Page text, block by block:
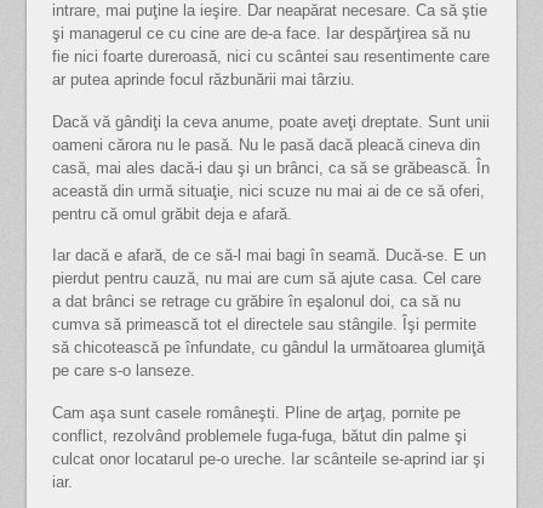
intrare, mai puţine la ieşire. Dar neapărat necesare. Ca să ştie
şi managerul ce cu cine are de-a face. Iar despărţirea să nu
fie nici foarte dureroasă, nici cu scântei sau resentimente care
ar putea aprinde focul răzbunării mai târziu.
Dacă vă gândiţi la ceva anume, poate aveţi dreptate. Sunt unii
oameni cărora nu le pasă. Nu le pasă dacă pleacă cineva din
casă, mai ales dacă-i dau şi un brânci, ca să se grăbească. În
această din urmă situaţie, nici scuze nu mai ai de ce să oferi,
pentru că omul grăbit deja e afară.
Iar dacă e afară, de ce să-l mai bagi în seamă. Ducă-se. E un
pierdut pentru cauză, nu mai are cum să ajute casa. Cel care
a dat brânci se retrage cu grăbire în eşalonul doi, ca să nu
cumva să primească tot el directele sau stângile. Îşi permite
să chicotească pe înfundate, cu gândul la următoarea glumiţă
pe care s-o lanseze.
Cam aşa sunt casele româneşti. Pline de arţag, pornite pe
conflict, rezolvând problemele fuga-fuga, bătut din palme şi
culcat onor locatarul pe-o ureche. Iar scânteile se-aprind iar şi
iar.